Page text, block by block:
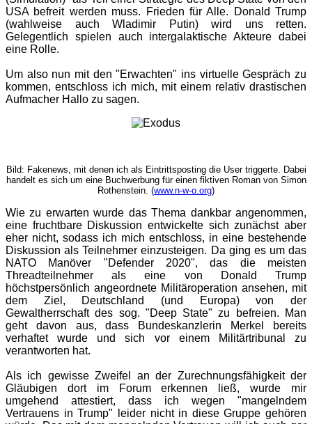
USA befreit werden muss. Frieden für Alle. Donald Trump
(wahlweise auch Wladimir Putin) wird uns retten.
Gelegentlich spielen auch intergalaktische Akteure dabei
eine Rolle.
Um also nun mit den "Erwachten" ins virtuelle Gespräch zu
kommen, entschloss ich mich, mit einem relativ drastischen
Aufmacher Hallo zu sagen.
Bild: Fakenews, mit denen ich als Eintrittsposting die User triggerte. Dabei
handelt es sich um eine Buchwerbung für einen fiktiven Roman von Simon
Rothenstein. (www.n-w-o.org)
Wie zu erwarten wurde das Thema dankbar angenommen,
eine fruchtbare Diskussion entwickelte sich zunächst aber
eher nicht, sodass ich mich entschloss, in eine bestehende
Diskussion als Teilnehmer einzusteigen. Da ging es um das
NATO Manöver "Defender 2020", das die meisten
Threadteilnehmer als eine von Donald Trump
höchstpersönlich angeordnete Militäroperation ansehen, mit
dem Ziel, Deutschland (und Europa) von der
Gewaltherrschaft des sog. "Deep State" zu befreien. Man
geht davon aus, dass Bundeskanzlerin Merkel bereits
verhaftet wurde und sich vor einem Militärtribunal zu
verantworten hat.
Als ich gewisse Zweifel an der Zurechnungsfähigkeit der
Gläubigen dort im Forum erkennen ließ, wurde mir
umgehend attestiert, dass ich wegen "mangelndem
Vertrauens in Trump" leider nicht in diese Gruppe gehören